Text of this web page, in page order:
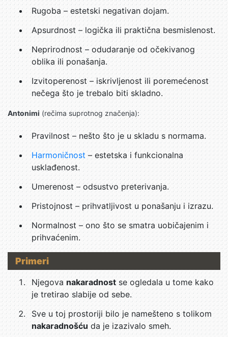
Rugoba – estetski negativan dojam.
Apsurdnost – logička ili praktična besmislenost.
Neprirodnost – odudaranje od očekivanog
oblika ili ponašanja.
Izvitoperenost – iskrivljenost ili poremećenost
nečega što je trebalo biti skladno.
Antonimi (rečima suprotnog značenja):
Pravilnost – nešto što je u skladu s normama.
Harmoničnost – estetska i funkcionalna
usklađenost.
Umerenost – odsustvo preterivanja.
Pristojnost – prihvatljivost u ponašanju i izrazu.
Normalnost – ono što se smatra uobičajenim i
prihvaćenim.
Primeri
Njegova nakaradnostse ogledala u tome kako
je tretirao slabije od sebe.
Sve u toj prostoriji bilo je namešteno s tolikom
nakaradnošću da je izazivalo smeh.